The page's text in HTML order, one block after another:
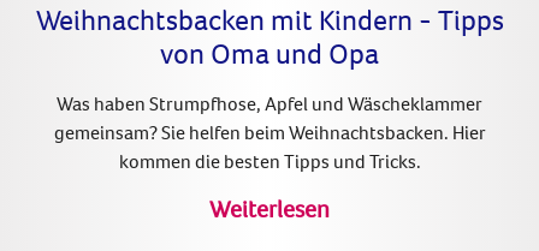
Weihnachtsbacken mit Kindern - Tipps
von Oma und Opa
Was haben Strumpfhose, Apfel und Wäscheklammer
gemeinsam? Sie helfen beim Weihnachtsbacken. Hier
kommen die besten Tipps und Tricks.
Weiterlesen